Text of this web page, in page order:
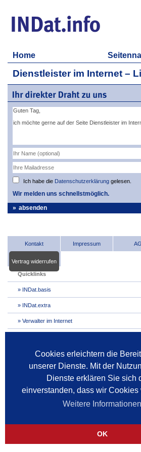
Cookies erleichtern die
unserer Dienste. Mit der
Dienste erklären Sie sich
einverstanden, dass wir Cookies
Weitere Informationen
OK
Home
Dienstleister im Internet –
Ich habe die Datenschutzerklärung gelesen.
Wir melden uns schnellstmöglich.
absenden
Kontakt Impressum
Vertrag widerrufen
Quicklinks
INDat.basis
INDat.extra
Verwalter im Internet
Gerichte
Pressespiegel